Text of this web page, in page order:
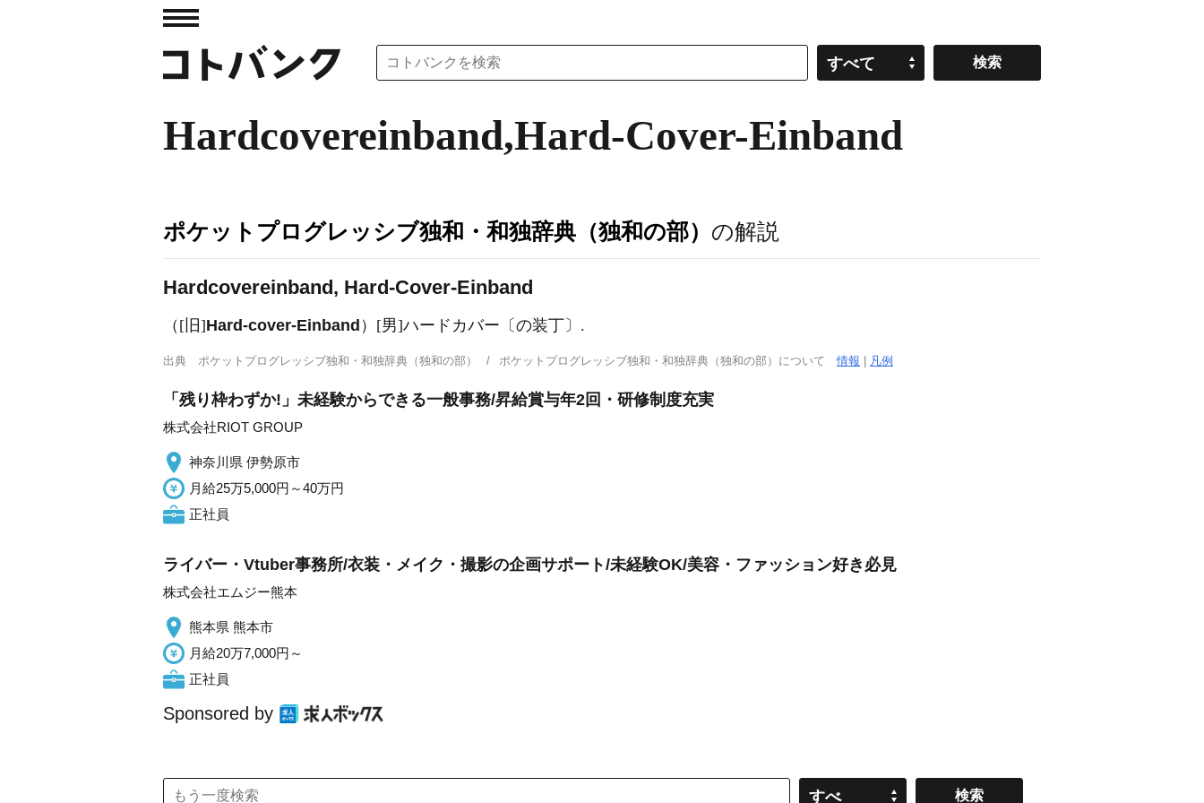
すべて
Hardcovereinband,Hard-Cover-Einband
ポケットプログレッシブ独和・和独辞典（独和の部） の解説
Hardcovereinband, Hard-Cover-Einband
（[旧]Hard-cover-Einband ）[男]ハードカバー〔の装丁〕.
出典 ポケットプログレッシブ独和・和独辞典（独和の部） ポケットプログレッシブ独和・和独辞典（独和の部）について情報 凡例
「残り枠わずか!」未経験からできる一般事務/昇給賞与年2回・研修制度充実
株式会社RIOT GROUP
神奈川県 伊勢原市
月給25万5,000円～40万円
正社員
ライバー・Vtuber事務所/衣装・メイク・撮影の企画サポート/未経験OK/美容・ファッション好き必見
株式会社エムジー熊本
熊本県 熊本市
月給20万7,000円～
正社員
Sponsored by
すべ